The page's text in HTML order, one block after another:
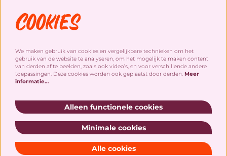
Algemene bezoekersvoorwaarden
Cookies
Social Media
Schrijf je in voor onze nieuwsbrief!
Cookies
We maken gebruik van cookies en vergelijkbare technieken om het
gebruik van de website te analyseren, om het mogelijk te maken content
van derden af te beelden, zoals ook video’s, en voor verschillende andere
toepassingen. Deze cookies worden ook geplaatst door derden. Meer
informatie…
Alleen functionele cookies
Minimale cookies
Alle cookies